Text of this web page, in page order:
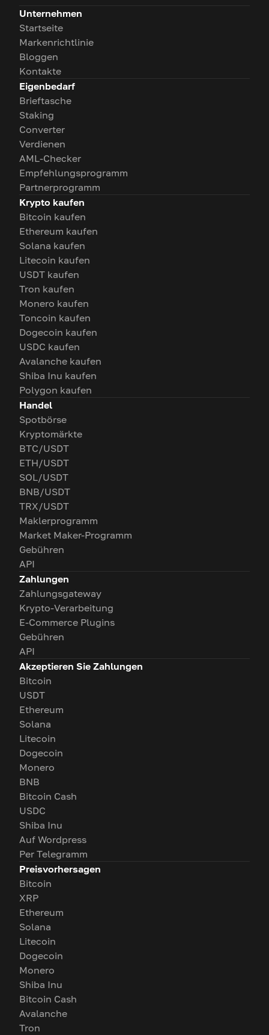
Unternehmen
Startseite
Markenrichtlinie
Bloggen
Kontakte
Eigenbedarf
Brieftasche
Staking
Converter
Verdienen
AML-Checker
Empfehlungsprogramm
Partnerprogramm
Krypto kaufen
Bitcoin kaufen
Ethereum kaufen
Solana kaufen
Litecoin kaufen
USDT kaufen
Tron kaufen
Monero kaufen
Toncoin kaufen
Dogecoin kaufen
USDC kaufen
Avalanche kaufen
Shiba Inu kaufen
Polygon kaufen
Handel
Spotbörse
Kryptomärkte
BTC/USDT
ETH/USDT
SOL/USDT
BNB/USDT
TRX/USDT
Maklerprogramm
Market Maker-Programm
Gebühren
API
Zahlungen
Zahlungsgateway
Krypto-Verarbeitung
E-Commerce Plugins
Gebühren
API
Akzeptieren Sie Zahlungen
Bitcoin
USDT
Ethereum
Solana
Litecoin
Dogecoin
Monero
BNB
Bitcoin Cash
USDC
Shiba Inu
Auf Wordpress
Per Telegramm
Preisvorhersagen
Bitcoin
XRP
Ethereum
Solana
Litecoin
Dogecoin
Monero
Shiba Inu
Bitcoin Cash
Avalanche
Tron